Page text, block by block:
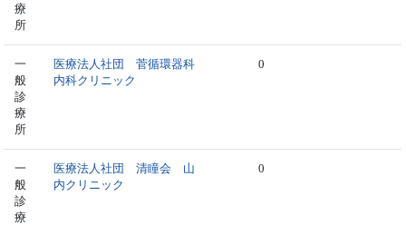
療
所
一
般
診
療
所
医療法人社団 菅循環器科
内科クリニック
0
一
般
診
療
医療法人社団 清瞳会 山
内クリニック
0